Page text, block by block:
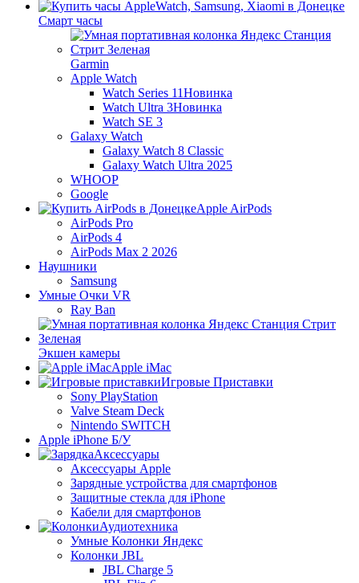
Смарт часы
Garmin
Apple Watch
Watch Series 11Новинка
Watch Ultra 3Новинка
Watch SE 3
Galaxy Watch
Galaxy Watch 8 Classic
Galaxy Watch Ultra 2025
WHOOP
Google
Apple AirPods
AirPods Pro
AirPods 4
AirPods Max 2 2026
Наушники
Samsung
Умные Очки VR
Ray Ban
Экшен камеры
Apple iMac
Игровые Приставки
Sony PlayStation
Valve Steam Deck
Nintendo SWITCH
Apple iPhone Б/У
Аксессуары
Аксессуары Apple
Зарядные устройства для смартфонов
Защитные стекла для iPhone
Кабели для смартфонов
Аудиотехника
Умные Колонки Яндекс
Колонки JBL
JBL Charge 5